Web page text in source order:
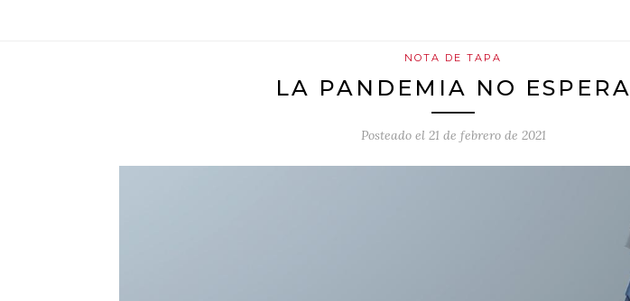
NOTA DE TAPA
LA PANDEMIA NO ESPERA
Posteado el 21 de febrero de 2021